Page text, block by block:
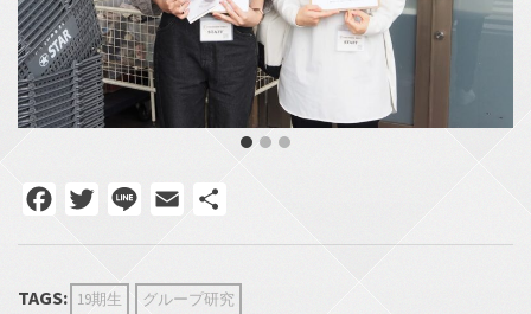
FacebookTwitterLine Email
TAGS: 19期生 グループ研究